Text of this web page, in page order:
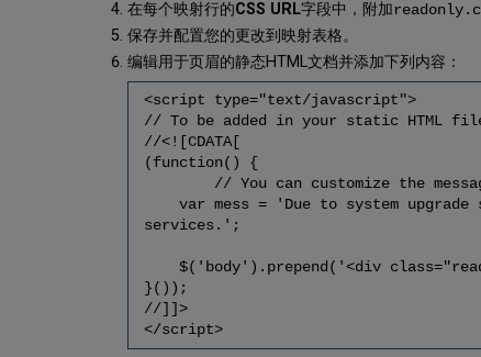
在每个映射行的CSS URL字段中，附加
保存并配置您的更改到映射表格。
编辑用于页眉的静态HTML文档并添加下列内容：
<script type="text/javascript">
// To be added in your static HTML
//<![CDATA[
(function() {
// You can customize the
var mess = 'Due to system upgrade
services.';
$('body').prepend('<div
}());
//]]>
</script>